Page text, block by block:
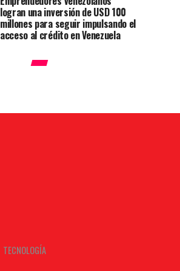
logran una inversión de USD 100
millones para seguir impulsando el
acceso al crédito en Venezuela
TECNOLOGÍA